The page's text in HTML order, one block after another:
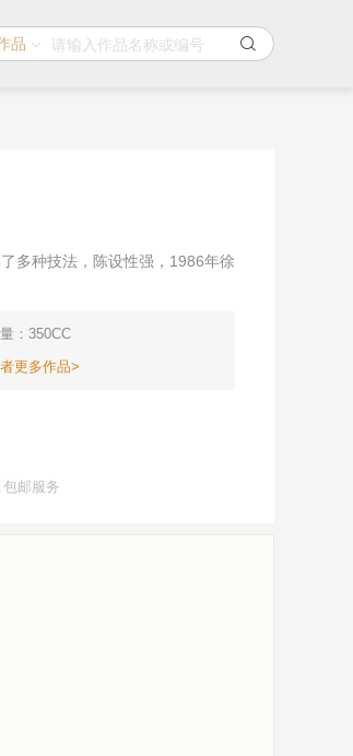
品
多种技法，陈设性强，1986年徐
：350CC
更多作品>
包邮服务